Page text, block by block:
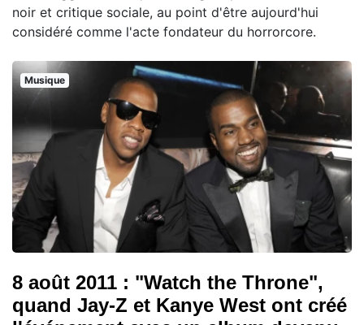
noir et critique sociale, au point d'être aujourd'hui
considéré comme l'acte fondateur du horrorcore.
Musique
8 août 2011 : "Watch the Throne",
quand Jay-Z et Kanye West ont créé